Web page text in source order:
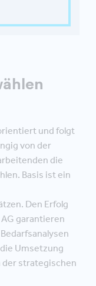
und folgt
von der
die
Basis ist ein
Den Erfolg
garantieren
Umsetzung
der strategischen